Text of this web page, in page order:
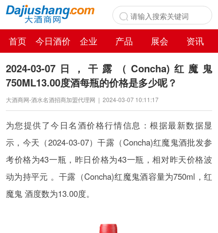
首页 今日酒价 企业 产品 展会
资讯
百科
2024-03-07日，干露（Concha)红魔鬼
750ML13.00度酒每瓶的价格是多少呢？
大酒商网-酒水名酒招商加盟代理网 | 2024-03-07 10:11:17
为您提供了今日名酒价格行情信息：根据最新数据显
示，今天（2024-03-07）干露（Concha)红魔鬼酒批发参
考价格为43一瓶，昨日价格为43一瓶，相对昨天价格波
动为持平元 。干露（Concha)红魔鬼酒容量为750ml，红
魔鬼 酒度数为13.00度。